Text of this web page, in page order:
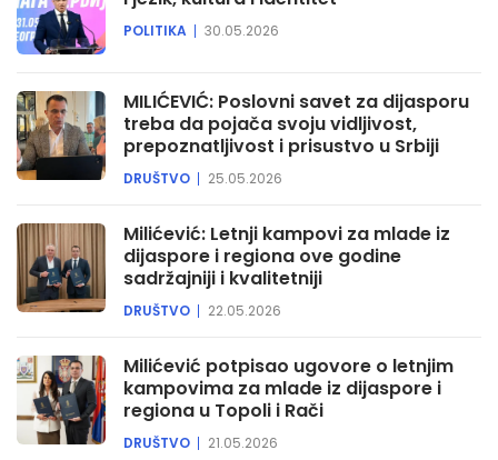
POLITIKA 30.05.2026
MILIĆEVIĆ: Poslovni savet za dijasporu
treba da pojača svoju vidljivost,
prepoznatljivost i prisustvo u Srbiji
DRUŠTVO 25.05.2026
Milićević: Letnji kampovi za mlade iz
dijaspore i regiona ove godine
sadržajniji i kvalitetniji
DRUŠTVO 22.05.2026
Milićević potpisao ugovore o letnjim
kampovima za mlade iz dijaspore i
regiona u Topoli i Rači
DRUŠTVO 21.05.2026